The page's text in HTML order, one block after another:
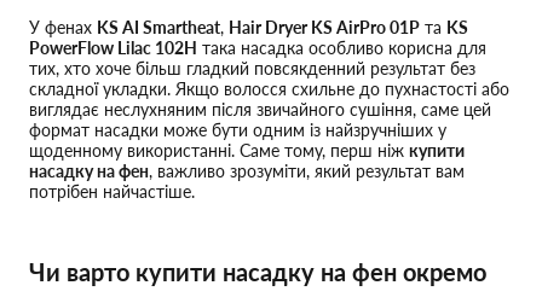
У фенах KS AI Smartheat, Hair Dryer KS AirPro 01P та KS
PowerFlow Lilac 102H така насадка особливо корисна для
тих, хто хоче більш гладкий повсякденний результат без
складної укладки. Якщо волосся схильне до пухнастості або
виглядає неслухняним після звичайного сушіння, саме цей
формат насадки може бути одним із найзручніших у
щоденному використанні. Саме тому, перш ніж купити
насадку на фен, важливо зрозуміти, який результат вам
потрібен найчастіше.
Чи варто купити насадку на фен окремо